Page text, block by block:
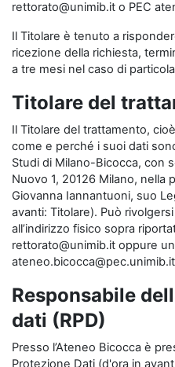
rettorato@unimib.it o PEC
Il Titolare è tenuto a
ricezione della richiesta,
a tre mesi nel caso di
Titolare del
Il Titolare del trattamento,
come e perché i suoi dati
Studi di Milano-Bicocca, con
Nuovo 1, 20126 Milano, nella
Giovanna Iannantuoni, suo
avanti: Titolare). Può
all’indirizzo fisico sopra
rettorato@unimib.it oppure
ateneo.bicocca@pec.unimib.it
Responsabile
dati (RPD)
Presso l’Ateneo Bicocca è
Protezione Dati (d'ora in